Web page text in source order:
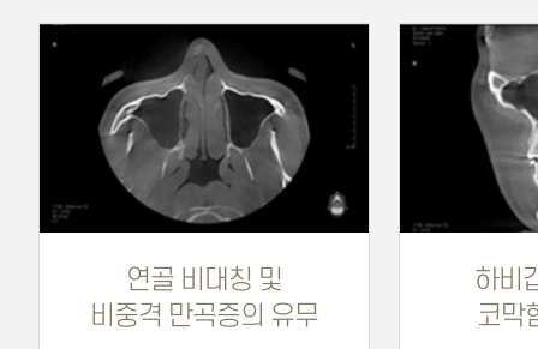
연골 비대칭 및
비중격 만곡증의 유무
하비
코막